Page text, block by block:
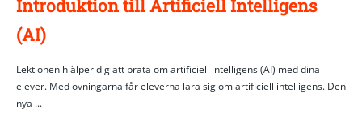
Introduktion till Artificiell Intelligens
(AI)
Lektionen hjälper dig att prata om artificiell intelligens (AI) med dina
elever. Med övningarna får eleverna lära sig om artificiell intelligens. Den
nya ...